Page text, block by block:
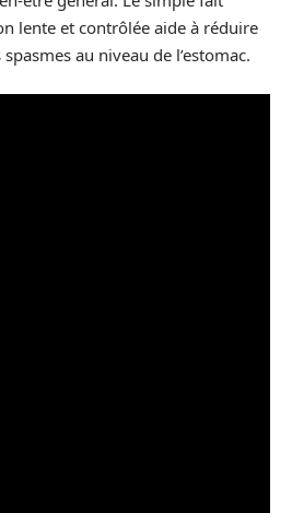
lente et contrôlée aide à réduire
au niveau de l’estomac.